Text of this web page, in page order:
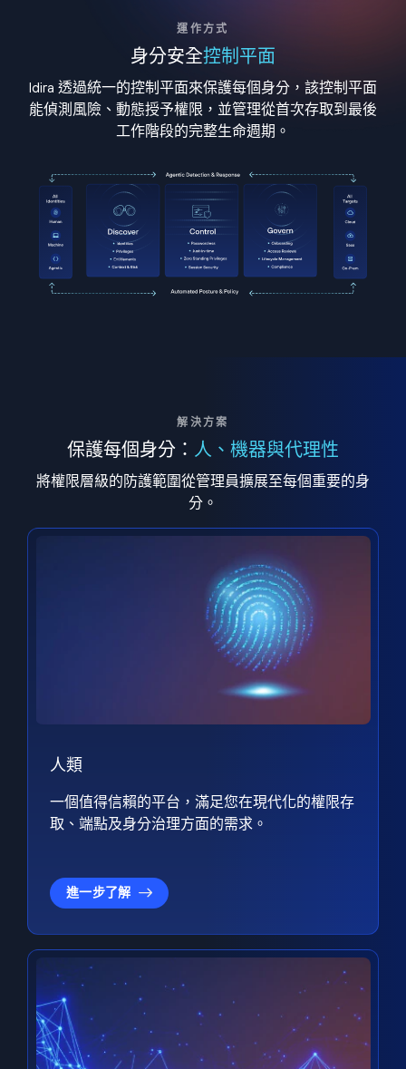
運作方式
身分安全控制平面
Idira 透過統一的控制平面來保護每個身分，該控制平面
能偵測風險、動態授予權限，並管理從首次存取到最後
工作階段的完整生命週期。
解決方案
保護每個身分： 人、機器與代理性
將權限層級的防護範圍從管理員擴展至每個重要的身
分。
人類
一個值得信賴的平台，滿足您在現代化的權限存
取、端點及身分治理方面的需求。
進一步了解